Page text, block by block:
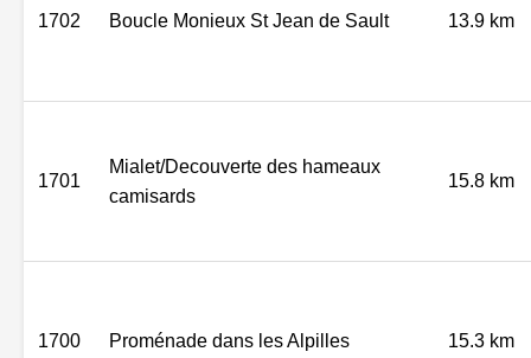
1702 Boucle Monieux St Jean de Sault 13.9 km
1701
Mialet/Decouverte des hameaux
camisards
15.8 km
1700 Proménade dans les Alpilles 15.3 km